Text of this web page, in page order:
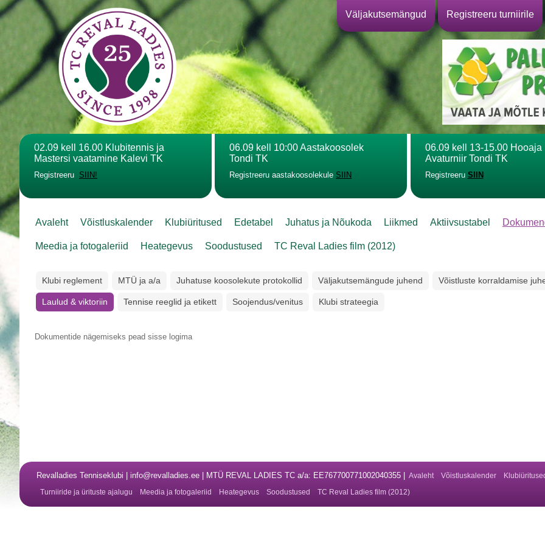
Väljakutsemängud Registreeru turniirile
02.09 kell 16.00 Klubitennis ja
Mastersi vaatamine Kalevi TK
Registreeru SIIN!
06.09 kell 10:00 Aastakoosolek
Tondi TK
Registreeru aastakoosolekule SIIN
06.09 kell 13-15.00 Hooaja
Avaturniir Tondi TK
Registreeru SIIN
Avaleht Võistluskalender Klubiüritused Edetabel Juhatus ja Nõukoda Liikmed Aktiivsustabel
Meedia ja fotogaleriid Heategevus Soodustused TC Reval Ladies film (2012)
Klubi reglement MTÜ ja a/a Juhatuse koosolekute protokollid Väljakutsemängude juhend Võistluste korraldamise
Laulud & viktoriin Tennise reeglid ja etikett Soojendus/venitus Klubi strateegia
Dokumentide nägemiseks pead sisse logima
Revalladies Tenniseklubi | info@revalladies.ee | MTÜ REVAL LADIES TC a/a: EE767700771002040355 | Avaleht Võistluskalender
Turniiride ja ürituste ajalugu
Meedia ja fotogaleriid Heategevus Soodustused TC Reval Ladies film (2012)